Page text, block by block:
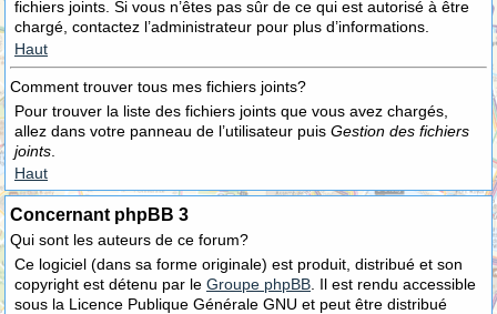
fichiers joints. Si vous n’êtes pas sûr de ce qui est autorisé à être
chargé, contactez l’administrateur pour plus d’informations.
Haut
Comment trouver tous mes fichiers joints?
Pour trouver la liste des fichiers joints que vous avez chargés,
allez dans votre panneau de l’utilisateur puis Gestion des fichiers
joints
Haut
Concernant phpBB 3
Qui sont les auteurs de ce forum?
Ce logiciel (dans sa forme originale) est produit, distribué et son
copyright est détenu par le Groupe phpBB . Il est rendu accessible
sous la Licence Publique Générale GNU et peut être distribué